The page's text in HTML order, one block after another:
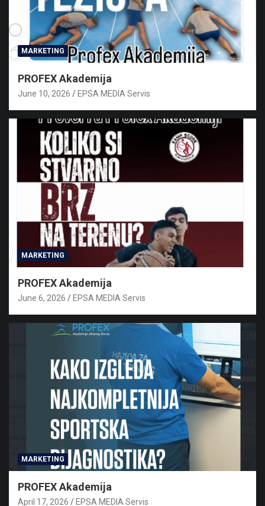
MARKETING
PROFEX Akademija
June 10, 2026 EPSA MEDIA Servis
MARKETING
PROFEX Akademija
June 6, 2026 EPSA MEDIA Servis
MARKETING
PROFEX Akademija
April 17, 2026 EPSA MEDIA Servis